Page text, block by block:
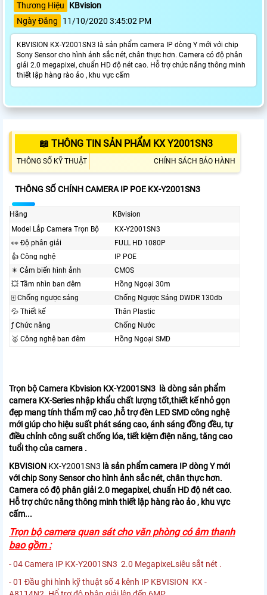
Thương Hiệu
KBvision
Ngày Đăng
11/10/2020 3:45:02 PM
KBVISION KX-Y2001SN3 là sản phẩm camera IP dòng Y mới với chip
Sony Sensor cho hình ảnh sắc nét, chân thực hơn. Camera có độ phân
giải 2.0 megapixel, chuẩn HD độ nét cao. Hỗ trợ chức năng thông minh
thiết lập hàng rào ảo , khu vực cấm
📖 THÔNG TIN SẢN PHẨM KX Y2001SN3
THÔNG SỐ KỸ THUẬT CHÍNH SÁCH BẢO HÀNH
THÔNG SỐ CHÍNH CAMERA IP POE KX-Y2001SN3
Hãng
KBvision
Model Lắp Camera Trọn Bộ
KX-Y2001SN3
️👀 Độ phân giải
FULL HD 1080P
👍 Công nghệ
IP POE
✴️ Cảm biến hình ảnh
CMOS
💥 Tầm nhìn ban đêm
Hồng Ngoại 30m
🀄 Chống ngược sáng
Chống Ngược Sáng DWDR 130db
💦 Thiết kế
Thân Plastic
ƒ Chức năng
Chống Nước
🥇️ Công nghệ ban đêm
Hồng Ngoại SMD
Trọn bộ Camera Kbvision KX-Y2001SN3 là dòng sản phẩm
camera KX-Series nhập khẩu chất lượng tốt,thiết kế nhỏ gọn
đẹp mang tính thẩm mỹ cao ,hỗ trợ đèn LED SMD công nghệ
mới giúp cho hiệu suất phát sáng cao, ánh sáng đồng đều, tự
điều chỉnh công suất chống lóa, tiết kiệm điện năng, tăng cao
tuổi thọ của camera .
KBVISION KX-Y2001SN3 là sản phẩm camera IP dòng Y mới
với chip Sony Sensor cho hình ảnh sắc nét, chân thực hơn.
Camera có độ phân giải 2.0 megapixel, chuẩn HD độ nét cao.
Hỗ trợ chức năng thông minh thiết lập hàng rào ảo , khu vực
cấm...
Trọn bộ camera quan sát cho văn phòng có âm thanh
bao gồm :
- 04 Camera IP KX-Y2001SN3 2.0 MegapixeLsiêu sắt nét .
- 01 Đầu ghi hình kỹ thuật số 4 kênh IP KBVISION KX -